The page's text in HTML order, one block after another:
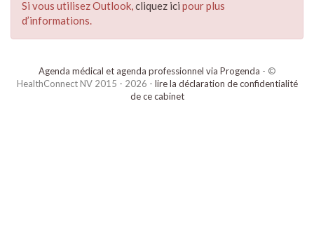
Si vous utilisez Outlook,cliquez ici pour plus
d’informations.
Agenda médical et agenda professionnel via Progenda - ©
HealthConnect NV 2015 - 2026 - lire la déclaration de confidentialité
de ce cabinet